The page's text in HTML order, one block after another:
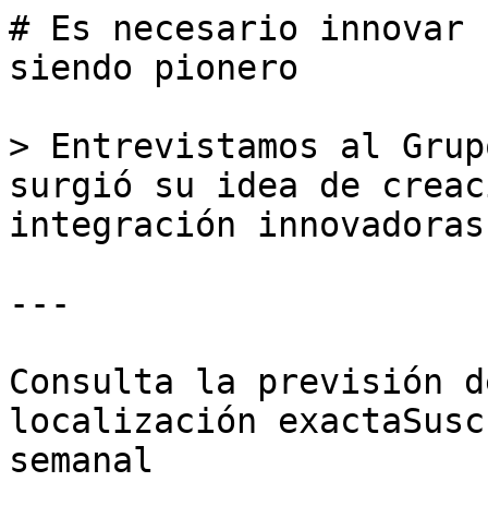
# Es necesario
siendo pionero
> Entrevistamos al
surgió su idea de
integración
---
Consulta la previsión
localización
semanal